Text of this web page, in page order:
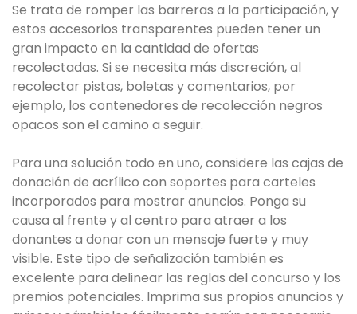
Se trata de romper las barreras a la participación, y
estos accesorios transparentes pueden tener un
gran impacto en la cantidad de ofertas
recolectadas. Si se necesita más discreción, al
recolectar pistas, boletas y comentarios, por
ejemplo, los contenedores de recolección negros
opacos son el camino a seguir.
Para una solución todo en uno, considere las cajas de
donación de acrílico con soportes para carteles
incorporados para mostrar anuncios. Ponga su
causa al frente y al centro para atraer a los
donantes a donar con un mensaje fuerte y muy
visible. Este tipo de señalización también es
excelente para delinear las reglas del concurso y los
premios potenciales. Imprima sus propios anuncios y